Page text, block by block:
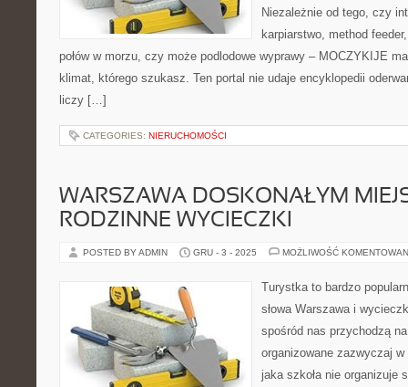
Niezależnie od tego, czy
karpiarstwo, method
połów w morzu, czy może podlodowe wyprawy – MOCZYKIJE
klimat, którego szukasz. Ten portal nie udaje encyklopedii
liczy […]
CATEGORIES: NIERUCHOMOŚCI
WARSZAWA DOSKONAŁYM
RODZINNE WYCIECZKI
POSTED BY ADMIN GRU - 3 - 2025 MOŻLIWOŚĆ
Turystka to bardzo
słowa Warszawa i
spośród nas przychodzą
organizowane zazwyczaj
jaka szkoła nie organizuje